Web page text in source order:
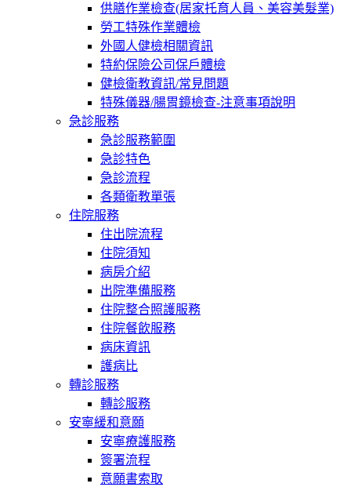
供膳作業檢查(居家托育人員、美容美髮業)
勞工特殊作業體檢
外國人健檢相關資訊
特約保險公司保戶體檢
健檢衛教資訊/常見問題
特殊儀器/腸胃鏡檢查-注意事項說明
急診服務
急診服務範圍
急診特色
急診流程
各類衛教單張
住院服務
住出院流程
住院須知
病房介紹
出院準備服務
住院整合照護服務
住院餐飲服務
病床資訊
護病比
轉診服務
轉診服務
安寧緩和意願
安寧療護服務
簽署流程
意願書索取